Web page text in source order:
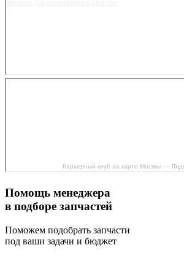
Карьерный клуб на карте Москвы —
Помощь менеджера
в подборе запчастей
Поможем подобрать запчасти
под ваши задачи и бюджет